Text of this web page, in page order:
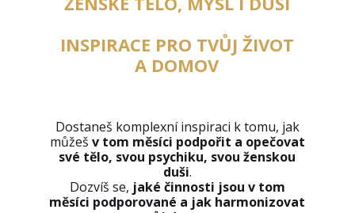
INSPIRACE PRO TVŮJ ŽIVOT
A DOMOV
Dostaneš komplexní inspiraci k tomu, jak
můžeš v tom měsíci podpořit a opečovat
své tělo, svou psychiku, svou ženskou
duši.
Dozvíš se, jaké činnosti jsou v tom
měsíci podporované a jak harmonizovat